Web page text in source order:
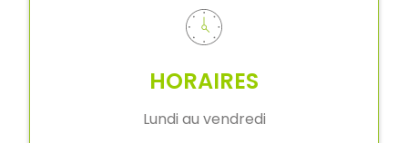
HORAIRES
Lundi au vendredi